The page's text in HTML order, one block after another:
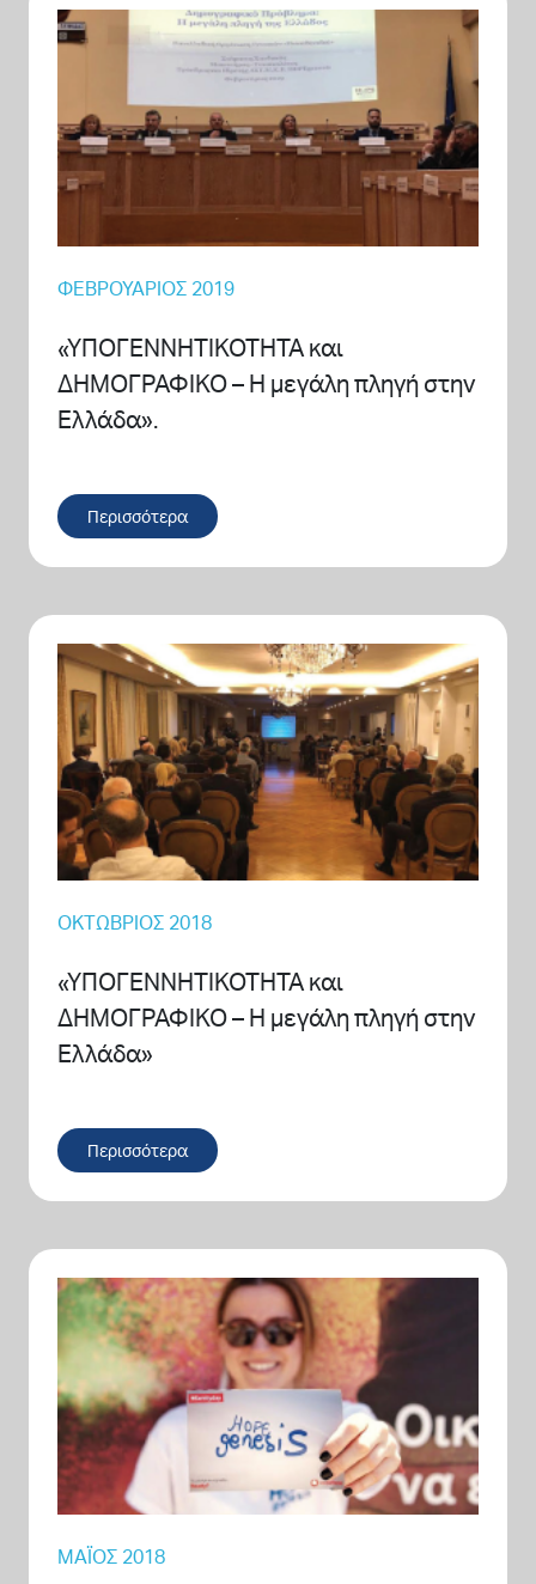
ΦΕΒΡΟΥΆΡΙΟΣ 2019
«ΥΠΟΓΕΝΝΗΤΙΚΟΤΗΤΑ και
ΔΗΜΟΓΡΑΦΙΚΟ – Η μεγάλη πληγή στην
Ελλάδα».
Περισσότερα
ΟΚΤΏΒΡΙΟΣ 2018
«ΥΠΟΓΕΝΝΗΤΙΚΟΤΗΤΑ και
ΔΗΜΟΓΡΑΦΙΚΟ – Η μεγάλη πληγή στην
Ελλάδα»
Περισσότερα
ΜΆΙΟΣ 2018